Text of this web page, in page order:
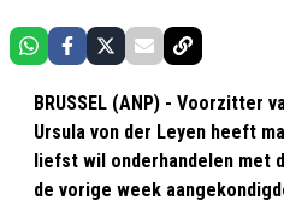
BRUSSEL (ANP) - Voorzitter
Ursula von der Leyen heeft
liefst wil onderhandelen met
de vorige week